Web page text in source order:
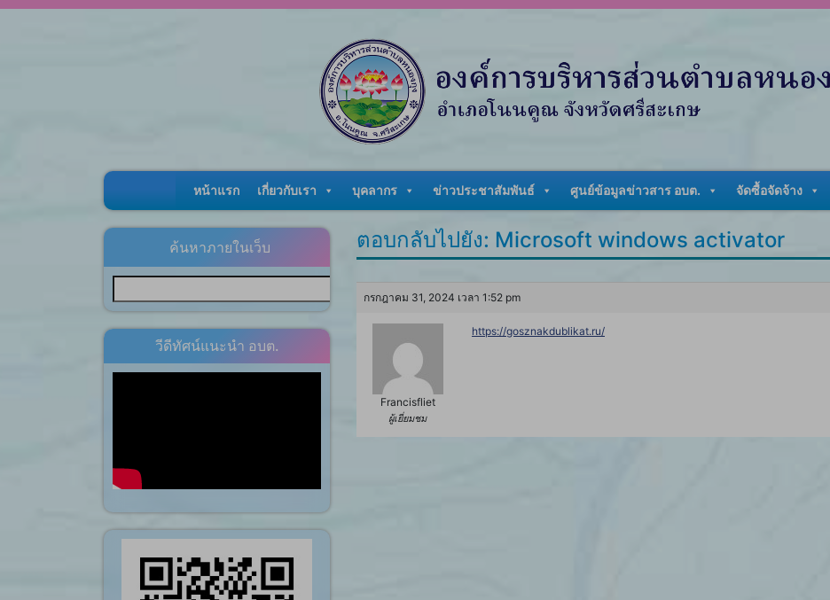
หน้าแรก เกี่ยวกับเรา บุคลากร ข่าวประชาสัมพันธ์ ศูนย์ข้อมูลข่าวสาร อบต. จัดซื้อจัดจ้าง
ค้นหาภายในเว็บ
วีดีทัศน์แนะนำ อบต.
ตอบกลับไปยัง: Microsoft windows activator
กรกฎาคม 31, 2024 เวลา 1:52 pm
Francisfliet
ผู้เยี่ยมชม
https://gosznakdublikat.ru/